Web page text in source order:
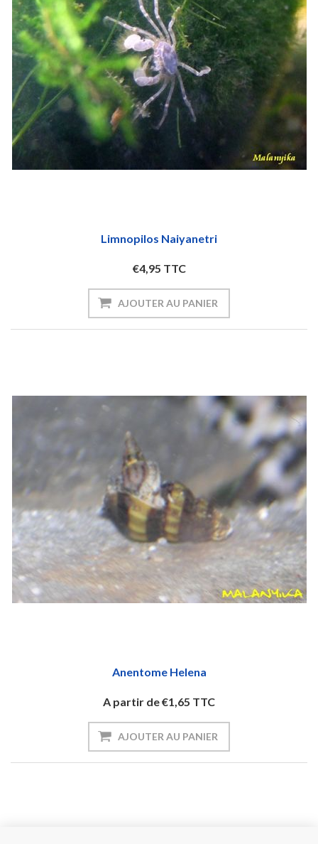
Limnopilos Naiyanetri
€4,95 TTC
AJOUTER AU PANIER
Anentome Helena
A partir de €1,65 TTC
AJOUTER AU PANIER